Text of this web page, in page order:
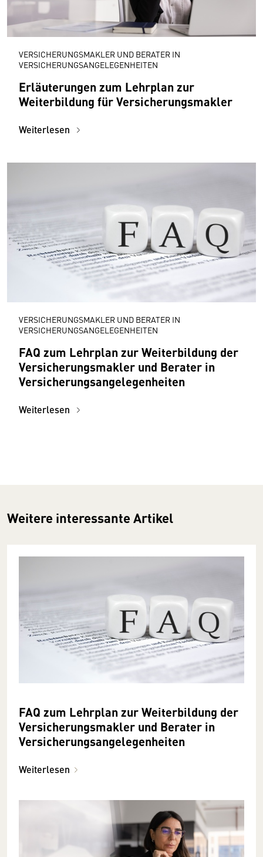
VERSICHERUNGSMAKLER UND BERATER IN
VERSICHERUNGSANGELEGENHEITEN
Erläuterungen zum Lehrplan zur
Weiterbildung für Versicherungsmakler
Weiterlesen
VERSICHERUNGSMAKLER UND BERATER IN
VERSICHERUNGSANGELEGENHEITEN
FAQ zum Lehrplan zur Weiterbildung der
Versicherungsmakler und Berater in
Versicherungs­angelegenheiten
Weiterlesen
Weitere interessante Artikel
FAQ zum Lehrplan zur Weiterbildung der
Versicherungsmakler und Berater in
Versicherungs­angelegenheiten
Weiterlesen